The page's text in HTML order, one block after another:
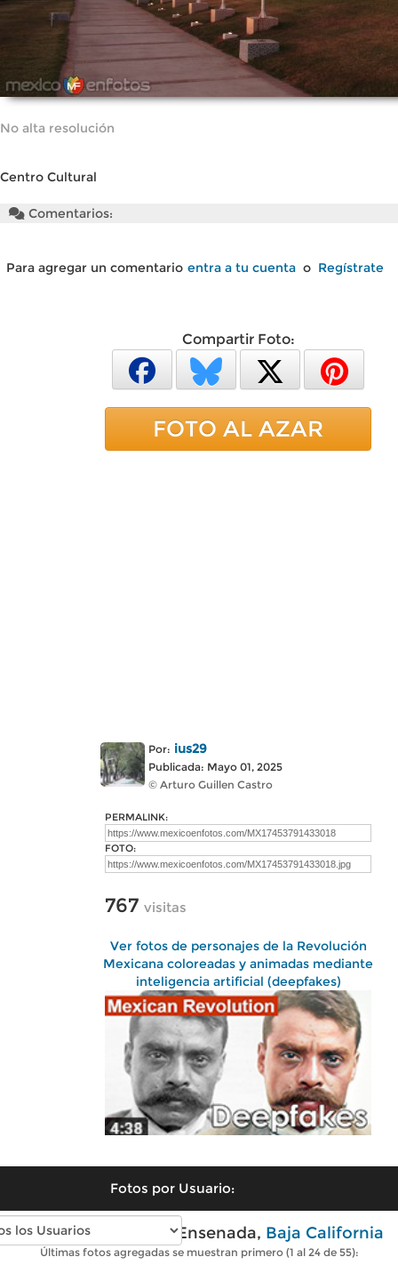
No alta resolución
Centro Cultural
Comentarios:
Para agregar un comentario entra a tu cuenta o Regístrate
Compartir Foto:
FOTO AL AZAR
Por: ius29
Publicada: Mayo 01, 2025
© Arturo Guillen Castro
PERMALINK:
FOTO:
767 visitas
Ver fotos de personajes de la Revolución
Mexicana coloreadas y animadas mediante
inteligencia artificial (deepfakes)
Fotos por Usuario:
Fotos modernas de Ensenada, Baja California
Últimas fotos agregadas se muestran primero (1 al 24 de 55):